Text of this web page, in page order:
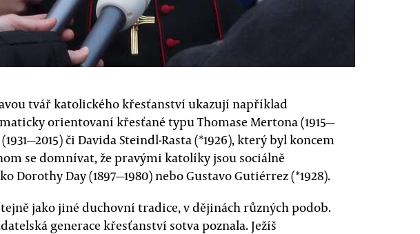
tvář katolického křesťanství ukazují například
orientovaní křesťané typu Thomase Mertona (1915—
či Davida Steindl-Rasta (*1926), který byl koncem
se domnívat, že pravými katolíky jsou sociálně
Dorothy Day (1897—1980) nebo Gustavo Gutiérrez (*1928).
jako jiné duchovní tradice, v dějinách různých podob.
generace křesťanství sotva poznala. Ježíš